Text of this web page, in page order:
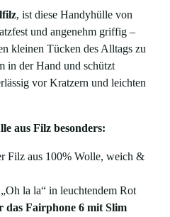
, ist diese Handyhülle von
und angenehm griffig –
kleinen Tücken des Alltags zu
in der Hand und schützt
vor Kratzern und leichten
aus Filz besonders:
Filz aus 100% Wolle, weich &
la la“ in leuchtendem Rot
das Fairphone 6 mit Slim